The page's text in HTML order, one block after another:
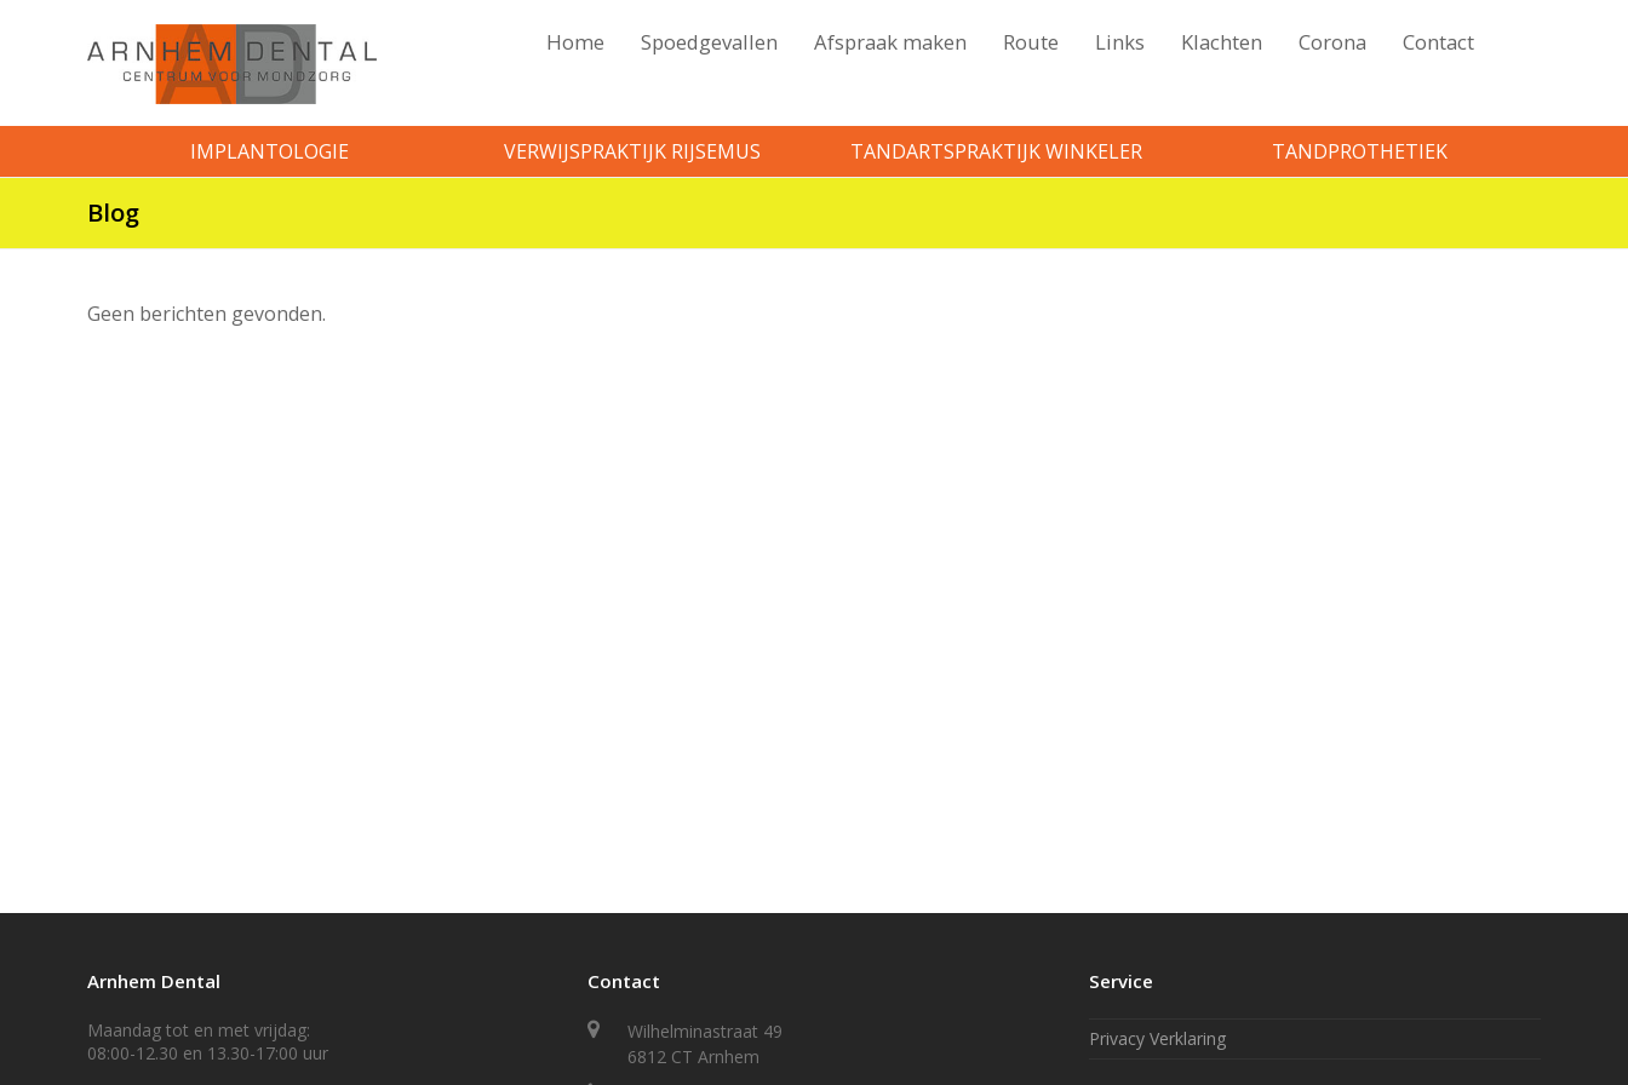
Home Spoedgevallen Afspraak maken Route Links Klachten Corona Contact
IMPLANTOLOGIE VERWIJSPRAKTIJK RIJSEMUS TANDARTSPRAKTIJK WINKELER TANDPROTHETIEK
Blog
Geen berichten gevonden.
Arnhem Dental
Maandag tot en met vrijdag:
08:00-12.30 en 13.30-17:00 uur
Contact
Wilhelminastraat 49
6812 CT Arnhem
Service
Privacy Verklaring